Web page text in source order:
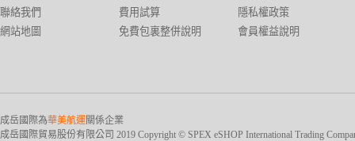
聯絡我們
網站地圖
費用試算
免費包裏整併說明
隱私權政策
會員權益說明
成岳國際為華美航運關係企業
成岳國際貿易股份有限公司 2019 Copyright © SPEX eSHOP International Trading